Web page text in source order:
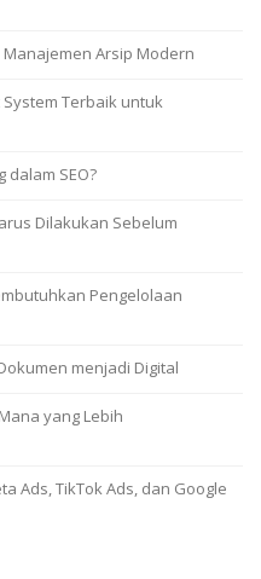
Arsip Modern
Terbaik untuk
dalam SEO?
Dilakukan Sebelum
Pengelolaan
menjadi Digital
yang Lebih
Ads, TikTok Ads, dan Google